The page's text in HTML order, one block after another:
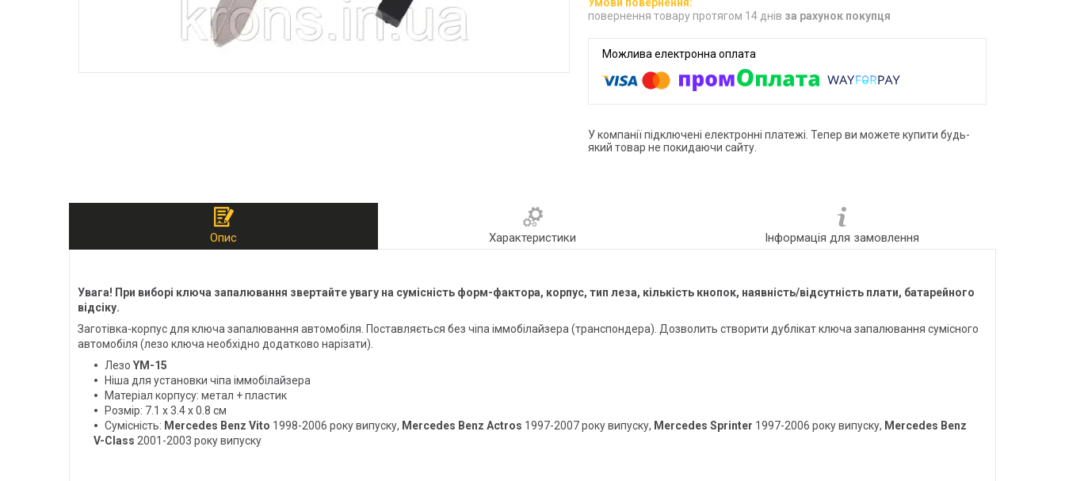
повернення товару протягом 14 днів за рахунок покупця
У компанії підключені електронні платежі. Тепер ви можете купити будь-
який товар не покидаючи сайту.
Опис Характеристики Інформація для замовлення
Увага! При виборі ключа запалювання звертайте увагу на сумісність форм-фактора, корпус, тип леза, кількість кнопок, наявність/відсутність плати, батарейного
відсіку.
Заготівка-корпус для ключа запалювання автомобіля. Поставляється без чіпа іммобілайзера (транспондера). Дозволить створити дублікат ключа запалювання сумісного
автомобіля (лезо ключа необхідно додатково нарізати).
Лезо YM-15
Ніша для установки чіпа іммобілайзера
Матеріал корпусу: метал + пластик
Розмір: 7.1 х 3.4 х 0.8 см
Сумісність: Mercedes Benz Vito 1998-2006 року випуску, Mercedes Benz Actros 1997-2007 року випуску, Mercedes Sprinter 1997-2006 року випуску, Mercedes Benz
V-Class 2001-2003 року випуску